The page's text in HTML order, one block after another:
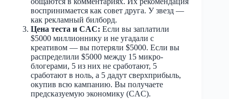
воспринимается как совет друга. У звезд —
как рекламный билборд.
Цена теста и CAC: Если вы заплатили
$5000 миллионнику и не угадали с
креативом — вы потеряли $5000. Если вы
распределили $5000 между 15 микро-
блогерами, 5 из них не сработают, 5
сработают в ноль, а 5 дадут сверхприбыль,
окупив всю кампанию. Вы получаете
предсказуемую экономику (CAC).